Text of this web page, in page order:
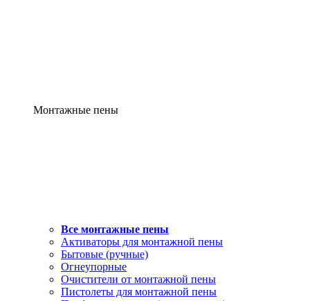
Монтажные пены
Все монтажные пены
Активаторы для монтажной пены
Бытовые (ручные)
Огнеупорные
Очистители от монтажной пены
Пистолеты для монтажной пены